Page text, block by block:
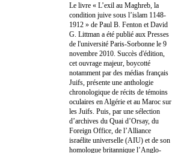
Le livre « L’exil au Maghreb, la
condition juive sous l’islam 1148-
1912 » de Paul B. Fenton et David
G. Littman a été publié aux Presses
de l'université Paris-Sorbonne le 9
novembre 2010. Succès d'édition,
cet ouvrage majeur, boycotté
notamment par des médias français
Juifs, présente une anthologie
chronologique de récits de témoins
oculaires en Algérie et au Maroc sur
les Juifs. Puis, par une sélection
d’archives du Quai d’Orsay, du
Foreign Office, de l’Alliance
israélite universelle (AIU) et de son
homologue britannique l’Anglo-